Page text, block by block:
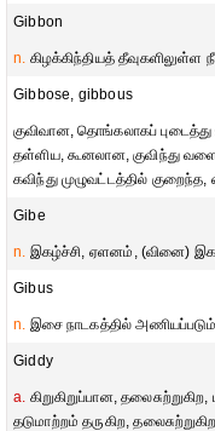
Gibbon
n. கிழக்கிந்தியத்
Gibbose, gibbous
குவிவான, தொங்கலாகப்
தள்ளிய, கூனலான, குவிந்து
கவிந்து முழுவட்டத்தில் குறைந்த,
Gibe
n. இகழ்ச்சி, ஏளனம், (வினை)
Gibus
n. இசை நாடகத்தில் அணியப்படும்
Giddy
a. கிறுகிறுப்பான,
தடுமாற்றம் தருகிற,